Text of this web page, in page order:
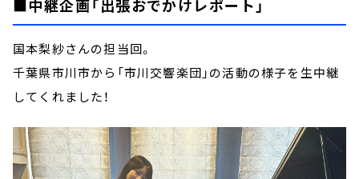
■中継企画「出張おでかけレポート」
国本梨紗さんの担当回。
千葉県市川市から「市川交響楽団」の活動の様子を生中継
してくれました！